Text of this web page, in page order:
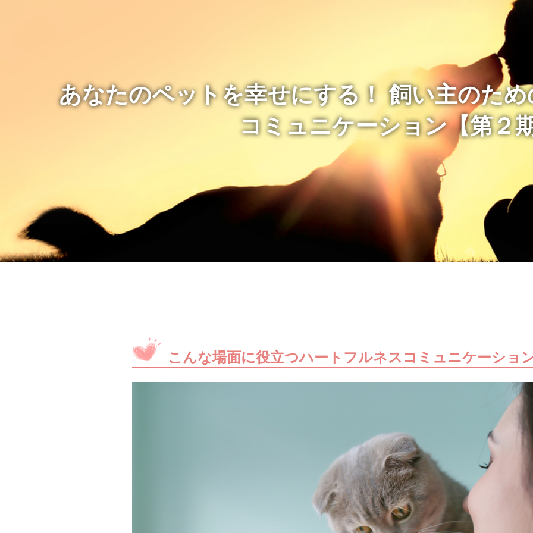
あなたのペットを幸せにする！ 飼い主のた
コミュニケーション【第２
こんな場面に役立つハートフルネスコミュニケーショ